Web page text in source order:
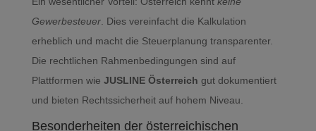
Gewerbesteuer. Dies vereinfacht die Kalkulation
erheblich und macht die Steuerplanung transparenter.
Die rechtlichen Rahmenbedingungen sind auf
Plattformen wie JUSLINE Österreich gut dokumentiert
und bieten Rechtssicherheit auf hohem Niveau.
Besonderheiten der österreichischen